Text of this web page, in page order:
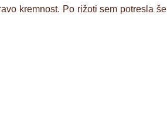
kremnost. Po rižoti sem potresla še